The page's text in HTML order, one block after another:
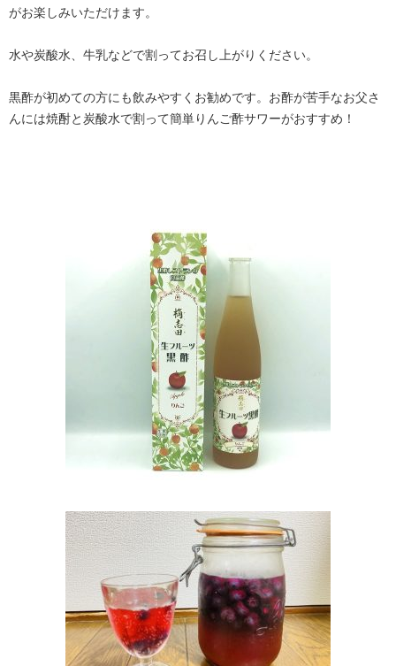
がお楽しみいただけます。
水や炭酸水、牛乳などで割ってお召し上がりください。
黒酢が初めての方にも飲みやすくお勧めです。お酢が苦手なお父さ
んには焼酎と炭酸水で割って簡単りんご酢サワーがおすすめ！